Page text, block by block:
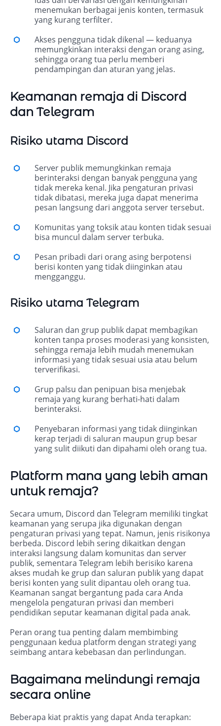
menemukan berbagai jenis konten, termasuk
yang kurang terfilter.
Akses pengguna tidak dikenal — keduanya
memungkinkan interaksi dengan orang asing,
sehingga orang tua perlu memberi
pendampingan dan aturan yang jelas.
Keamanan remaja di Discord
dan Telegram
Risiko utama Discord
Server publik memungkinkan remaja
berinteraksi dengan banyak pengguna yang
tidak mereka kenal. Jika pengaturan privasi
tidak dibatasi, mereka juga dapat menerima
pesan langsung dari anggota server tersebut.
Komunitas yang toksik atau konten tidak sesuai
bisa muncul dalam server terbuka.
Pesan pribadi dari orang asing berpotensi
berisi konten yang tidak diinginkan atau
mengganggu.
Risiko utama Telegram
Saluran dan grup publik dapat membagikan
konten tanpa proses moderasi yang konsisten,
sehingga remaja lebih mudah menemukan
informasi yang tidak sesuai usia atau belum
terverifikasi.
Grup palsu dan penipuan bisa menjebak
remaja yang kurang berhati-hati dalam
berinteraksi.
Penyebaran informasi yang tidak diinginkan
kerap terjadi di saluran maupun grup besar
yang sulit diikuti dan dipahami oleh orang tua.
Platform mana yang lebih aman
untuk remaja?
Secara umum, Discord dan Telegram memiliki tingkat
keamanan yang serupa jika digunakan dengan
pengaturan privasi yang tepat. Namun, jenis risikonya
berbeda. Discord lebih sering dikaitkan dengan
interaksi langsung dalam komunitas dan server
publik, sementara Telegram lebih berisiko karena
akses mudah ke grup dan saluran publik yang dapat
berisi konten yang sulit dipantau oleh orang tua.
Keamanan sangat bergantung pada cara Anda
mengelola pengaturan privasi dan memberi
pendidikan seputar keamanan digital pada anak.
Peran orang tua penting dalam membimbing
penggunaan kedua platform dengan strategi yang
seimbang antara kebebasan dan perlindungan.
Bagaimana melindungi remaja
secara online
Beberapa kiat praktis yang dapat Anda terapkan: